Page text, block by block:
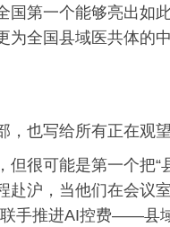
国第一个能够亮出如
为全国县域医共体的
，也写给所有正在观
很可能是第一个把
沪，当他们在会议
手推进AI控费——县